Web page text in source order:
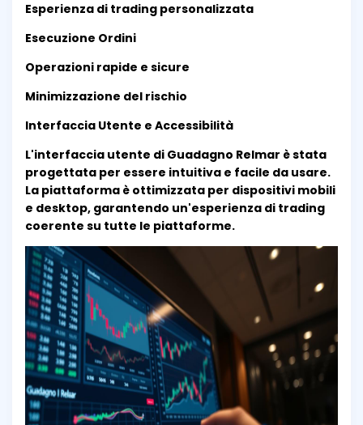
Esperienza di trading personalizzata
Esecuzione Ordini
Operazioni rapide e sicure
Minimizzazione del rischio
Interfaccia Utente e Accessibilità
L'interfaccia utente di Guadagno Relmar è stata
progettata per essere intuitiva e facile da usare.
La piattaforma è ottimizzata per dispositivi mobili
e desktop, garantendo un'esperienza di trading
coerente su tutte le piattaforme.